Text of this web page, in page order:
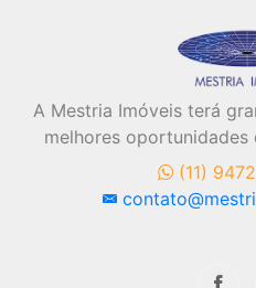
A Mestria Imóveis terá
melhores
(11)